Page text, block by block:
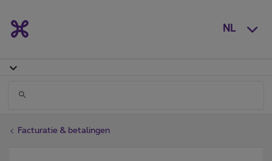
NL
Facturatie & betalingen